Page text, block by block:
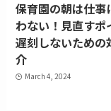
保育園の朝は仕事
わない！見直すポ
遅刻しないための
介
March 4, 2024